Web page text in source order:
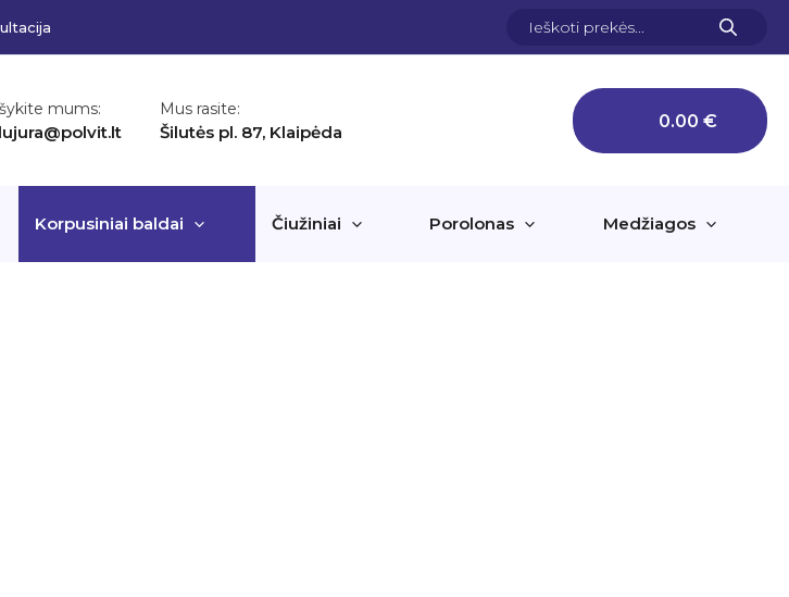
Products
search
mums: Mus rasite:
Šilutės pl. 87, Klaipėda
0.00 €
Korpusiniai baldai Čiužiniai Porolonas Medžiagos